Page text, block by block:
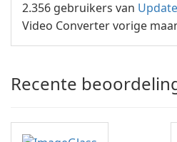
2.356 gebruikers van
Video Converter vorige
Recente